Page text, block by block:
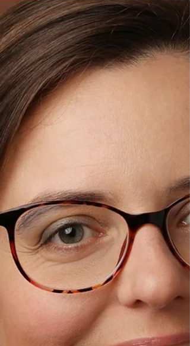
Un concours
d’éloquence de haut
niveau
Cet article est extrait de Zélie n°85 - Juin
2023, à télécharger gratuitement. Chaque
année, la coupe d’éloquence de la Drac
récompense...